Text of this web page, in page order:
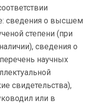
сведения о высшем
степени (при
сведения о
научных
свидетельства),
или в